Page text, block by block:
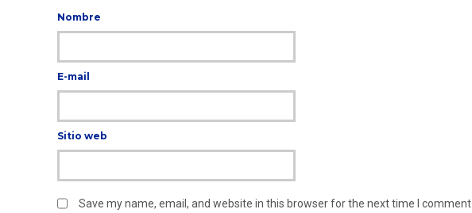
Nombre
E-mail
Sitio web
Save my name, email, and website in this browser for the next time I comment